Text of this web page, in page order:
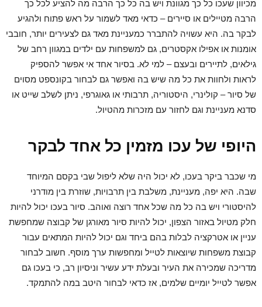
מכיוון שעכו כל כך מגוונת ויש בה כל כך הרבה מה להציע לכל כך
הרבה מטיילים או סיירים – כדאי מאד לשמור על ראש פתוח ולהגיע
לבקר בה. היא עשויה להתברר כמעניינת מאד גם לצעירים יותר, חובבי
אומנות או אפילו אקסטרים, גם למשפחות עם ילדים במגוון רחב של
גילאים, לתיירים ובעצם – למי לא. בסיור אחד אי אפשר להספיק
לראות ולחוות את כל מה שיש בה ואפשר גם לבחור בקונספט מסוים
של סיור – קולינרי, היסטוריה, תרבותי או גאוגרפי, ניתן לשלב שייט או
סדנא מעניינת וגם לחזור עם מזכרות מהטיול.
היופי של עכו מזמין כל אחד לבקר
מי שכבר ביקר בעכו, לא יכול היה שלא ליפול שבי בקסם המיוחד
שבה. היא יפה, מעניינת, משלבת בין תרבויות, שוזרת בין מודרני
להיסטורי ויש בה כל מה שכל אחד רוצה ואוהב. סיור בעכו יכול להיות
חלק מטיול באזור הצפון, יכול להיות סיור מאורגן של קבוצה שמחפשת
עניין או אטרקציה לבלות בהם ביחד וגם יכול להיות המתאים עבור
קבוצת משפחות שיוצאות לטייל ומחפשות ערך מוסף. חשוב לבחור
מדריכה שמכירה את העיר ובעלת ידע עשיר וניסיון רב, כי בעכו גם
אפשר לטייל יומיים שלמים, אז כדאי לבחור היטב במה להתמקד.